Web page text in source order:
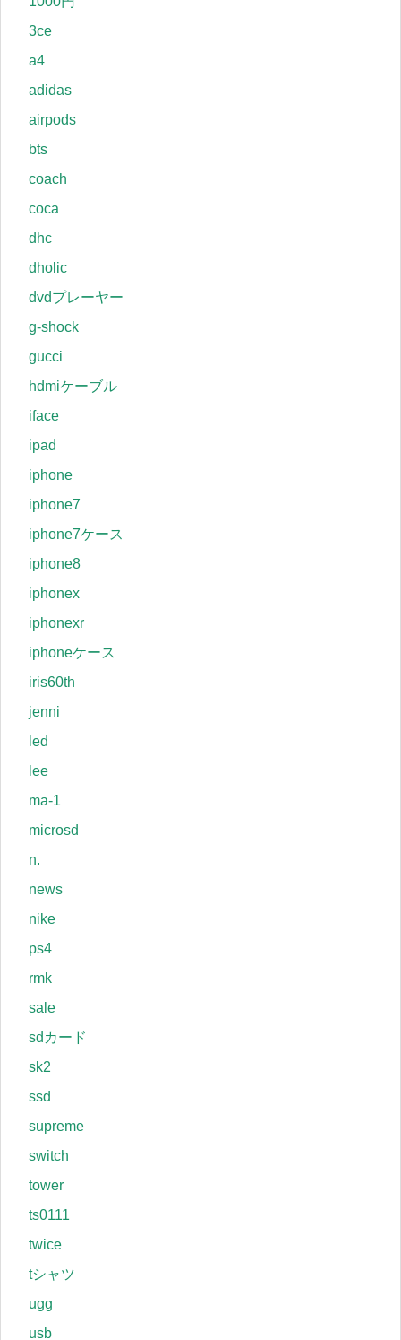
3ce
a4
adidas
airpods
bts
coach
coca
dhc
dholic
dvdプレーヤー
g-shock
gucci
hdmiケーブル
iface
ipad
iphone
iphone7
iphone7ケース
iphone8
iphonex
iphonexr
iphoneケース
iris60th
jenni
led
lee
ma-1
microsd
n.
news
nike
ps4
rmk
sale
sdカード
sk2
ssd
supreme
switch
tower
ts0111
twice
tシャツ
ugg
usb